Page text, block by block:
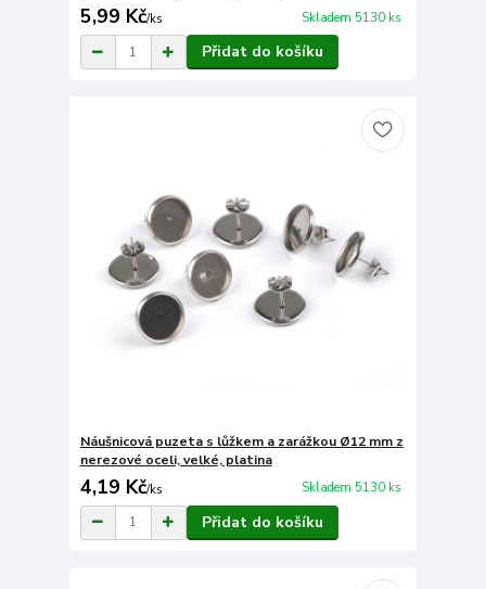
5,99 Kč/ks Skladem 5130 ks
Přidat do košíku
Náušnicová puzeta s lůžkem a zarážkou Ø12 mm z
nerezové oceli, velké, platina
4,19 Kč/ks Skladem 5130 ks
Přidat do košíku